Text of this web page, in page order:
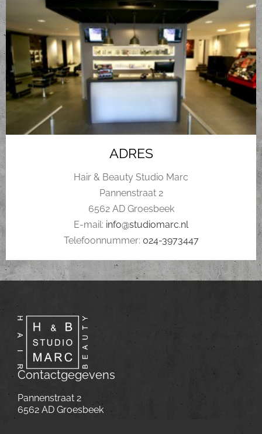
ADRES
Hair & Beauty Studio Marc
Pannenstraat 2
6562 AD Groesbeek
E-mail: info@studiomarc.nl
Telefoonnummer: 024-3973447
Contactgegevens
Pannenstraat 2
6562 AD Groesbeek